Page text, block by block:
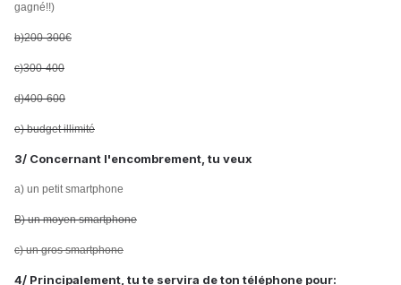
gagné!!)
b)200-300€
c)300-400
d)400-600
e) budget illimité
3/ Concernant l'encombrement, tu veux
a) un petit smartphone
B) un moyen smartphone
c) un gros smartphone
4/ Principalement, tu te servira de ton téléphone pour: